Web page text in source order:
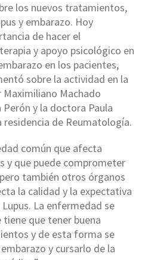
los nuevos tratamientos,
y embarazo. Hoy
de hacer el
y apoyo psicológico en
en los pacientes,
sobre la actividad en la
Machado
y la doctora Paula
residencia de Reumatología.
común que afecta
y que puede comprometer
también otros órganos
la calidad y la expectativa
La enfermedad se
que tener buena
y de esta forma se
y cursarlo de la